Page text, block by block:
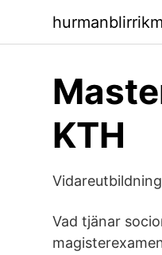
KTH
Vad tjänar